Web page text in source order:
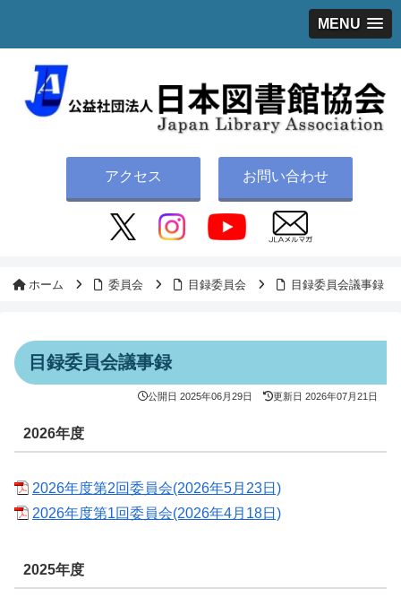
MENU
アクセス お問い合わせ
ホーム 委員会 目録委員会 目録委員会議事録
目録委員会議事録
公開日 2025年06月29日 更新日 2026年07月21日
2026年度
2026年度第2回委員会(2026年5月23日)
2026年度第1回委員会(2026年4月18日)
2025年度